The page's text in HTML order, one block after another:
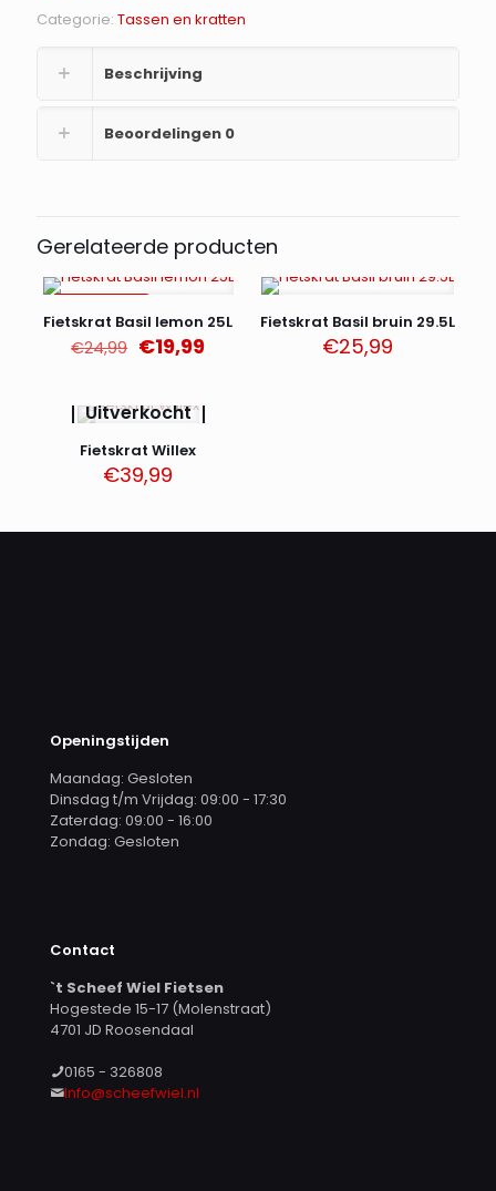
Categorie: Tassen en kratten
Beschrijving
Beoordelingen 0
Gerelateerde producten
Fietskrat Basil lemon 25L
€24,99 Oorspronkelijke
€24,99.
€19,99Huidige
€19,99.
Fietskrat Basil bruin 29.5L
€25,99
Uitverkocht
Fietskrat Willex
€39,99
Openingstijden
Maandag: Gesloten
Dinsdag t/m Vrijdag: 09:00 - 17:30
Zaterdag: 09:00 - 16:00
Zondag: Gesloten
Contact
`t Scheef Wiel Fietsen
Hogestede 15-17 (Molenstraat)
4701 JD Roosendaal
0165 - 326808
Info@scheefwiel.nl